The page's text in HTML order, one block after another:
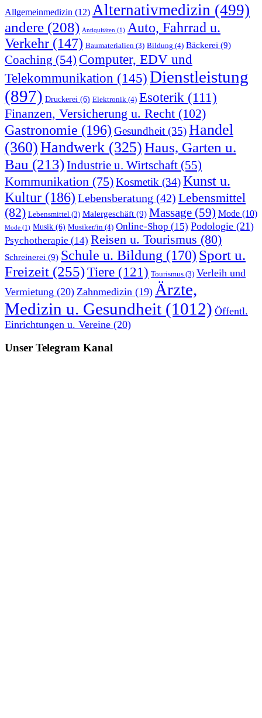
Allgemeinmedizin (12) Alternativmedizin (499)
andere (208) Antiquitäten (1) Auto, Fahrrad u.
Verkehr (147) Baumaterialien (3) Bildung (4) Bäckerei (9)
Coaching (54) Computer, EDV und
Telekommunikation (145)Dienstleistung
(897) Druckerei (6) Elektronik (4) Esoterik (111)
Finanzen, Versicherung u. Recht (102)
Gastronomie (196) Gesundheit (35)Handel
(360)Handwerk (325)Haus, Garten u.
Bau (213)Industrie u. Wirtschaft (55)
Kommunikation (75)Kosmetik (34)Kunst u.
Kultur (186) Lebensberatung (42) Lebensmittel
(82) Lebensmittel (3) Malergeschäft (9) Massage (59) Mode (10)
Mode (1) Musik (6) Musiker/in (4) Online-Shop (15) Podologie (21)
Psychotherapie (14) Reisen u. Tourismus (80)
Schreinerei (9) Schule u. Bildung (170) Sport u.
Freizeit (255)Tiere (121) Tourismus (3) Verleih und
Vermietung (20) Zahnmedizin (19) Ärzte,
Medizin u. Gesundheit (1012) Öffentl.
Einrichtungen u. Vereine (20)
Unser Telegram Kanal